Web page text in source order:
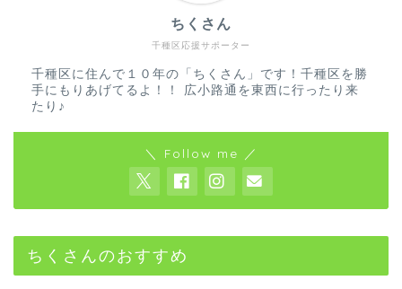
千種区応援サポーター
ちくさん
千種区に住んで１０年の「ちくさん」です！千種区を勝
手にもりあげてるよ！！ 広小路通を東西に行ったり来
たり♪
＼ Follow me ／
ちくさんのおすすめ